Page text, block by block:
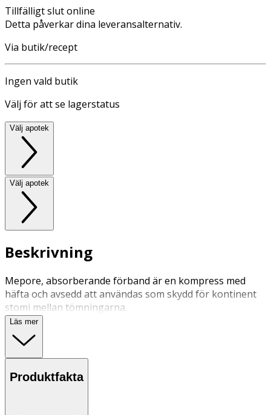
Tillfälligt slut online
Detta påverkar dina leveransalternativ.
Via butik/recept
Ingen vald butik
Välj för att se lagerstatus
Välj apotek
Välj apotek
Beskrivning
Mepore, absorberande förband är en kompress med
häfta och avsedd att användas som skydd för kontinent
stomi mellan tömningarna.
Läs mer
Produktfakta